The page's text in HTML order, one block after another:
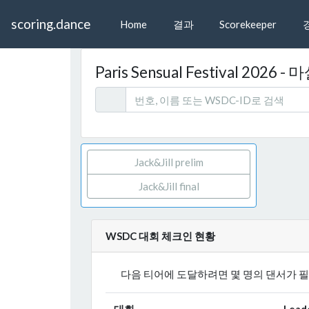
scoring.dance Home 결과 Scorekeeper
Paris Sensual Festival 2026 -
Jack&Jill prelim
Jack&Jill final
WSDC 대회 체크인 현황
다음 티어에 도달하려면 몇 명의 댄서가